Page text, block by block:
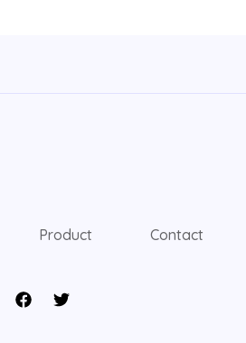
Product Contact